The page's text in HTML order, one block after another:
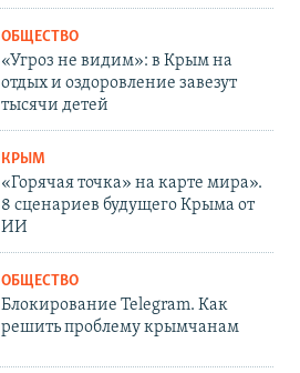
ОБЩЕСТВО
«Угроз не видим»: в Крым на
отдых и оздоровление завезут
тысячи детей
КРЫМ
«Горячая точка» на карте мира».
8 сценариев будущего Крыма от
ИИ
ОБЩЕСТВО
Блокирование Telegram. Как
решить проблему крымчанам